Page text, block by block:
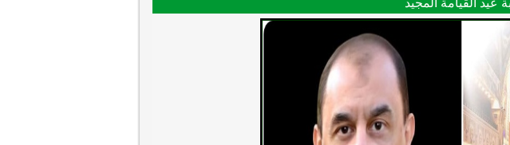
القيامة المجيد